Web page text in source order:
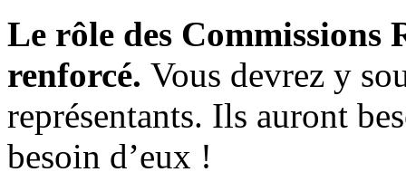
Le rôle des Commissions
renforcé. Vous devrez y
représentants. Ils auront
besoin d’eux !